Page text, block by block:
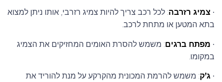
114
116/113
116/114
• צמיג רזרבה: לכל רכב צריך להיות צמיג רזרבי, אותו ניתן למצוא
בתא המטען או מתחת לרכב.
• מפתח ברגים: משמש להסרת האומים המחזיקים את הצמיג
במקומו.
• ג’ק: משמש להרמת המכונית מהקרקע על מנת להוריד את